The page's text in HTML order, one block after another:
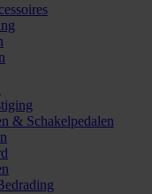
& Schakelpedalen